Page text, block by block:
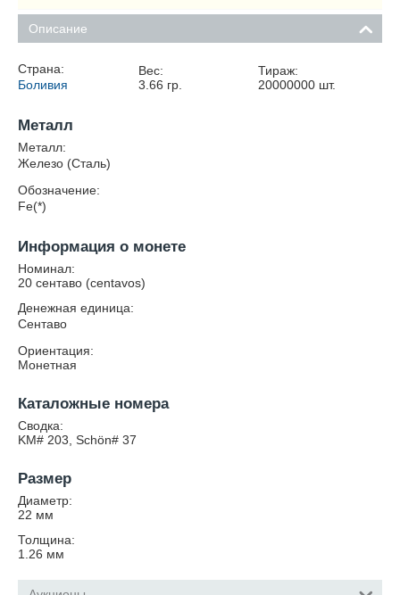
Описание
Страна:
Боливия
Вес:
3.66 гр.
Тираж:
20000000 шт.
Металл
Металл:
Железо (Сталь)
Обозначение:
Fe(*)
Информация о монете
Номинал:
20 сентаво (centavos)
Денежная единица:
Сентаво
Ориентация:
Монетная
Каталожные номера
Сводка:
KM# 203, Schön# 37
Размер
Диаметр:
22 мм
Толщина:
1.26 мм